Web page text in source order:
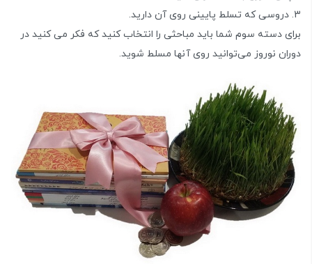
دروسی که تسلط پایینی روی آن دارید.
برای دسته سوم شما باید مباحثی را انتخاب کنید که فکر می کنید در
دوران نوروز می‌توانید روی آنها مسلط شوید.